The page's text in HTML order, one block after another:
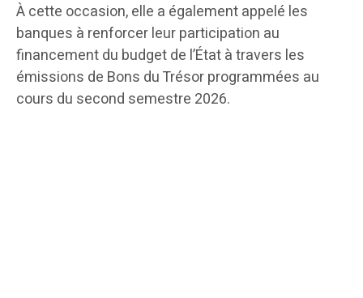
À cette occasion, elle a également appelé les
banques à renforcer leur participation au
financement du budget de l’État à travers les
émissions de Bons du Trésor programmées au
cours du second semestre 2026.